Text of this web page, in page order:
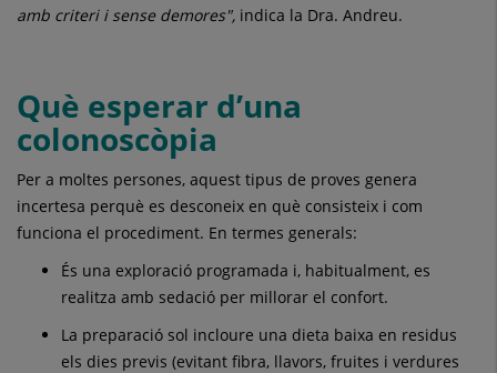
amb criteri i sense demores", indica la Dra. Andreu.
Què esperar d’una
colonoscòpia
Per a moltes persones, aquest tipus de proves genera
incertesa perquè es desconeix en què consisteix i com
funciona el procediment. En termes generals:
És una exploració programada i, habitualment, es
realitza amb sedació per millorar el confort.
La preparació sol incloure una dieta baixa en residus
els dies previs (evitant fibra, llavors, fruites i verdures